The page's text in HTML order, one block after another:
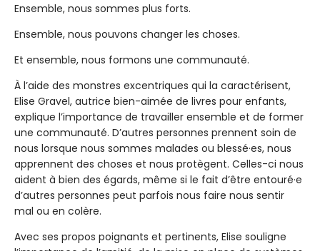
Ensemble, nous sommes plus forts.
Ensemble, nous pouvons changer les choses.
Et ensemble, nous formons une communauté.
À l’aide des monstres excentriques qui la caractérisent,
Elise Gravel, autrice bien-aimée de livres pour enfants,
explique l’importance de travailler ensemble et de former
une communauté. D’autres personnes prennent soin de
nous lorsque nous sommes malades ou blessé·es, nous
apprennent des choses et nous protègent. Celles-ci nous
aident à bien des égards, même si le fait d’être entouré·e
d’autres personnes peut parfois nous faire nous sentir
mal ou en colère.
Avec ses propos poignants et pertinents, Elise souligne